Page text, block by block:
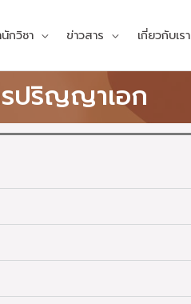
กวิชา ข่าวสาร เกี่ยวกับเรา
ปริญญาเอก